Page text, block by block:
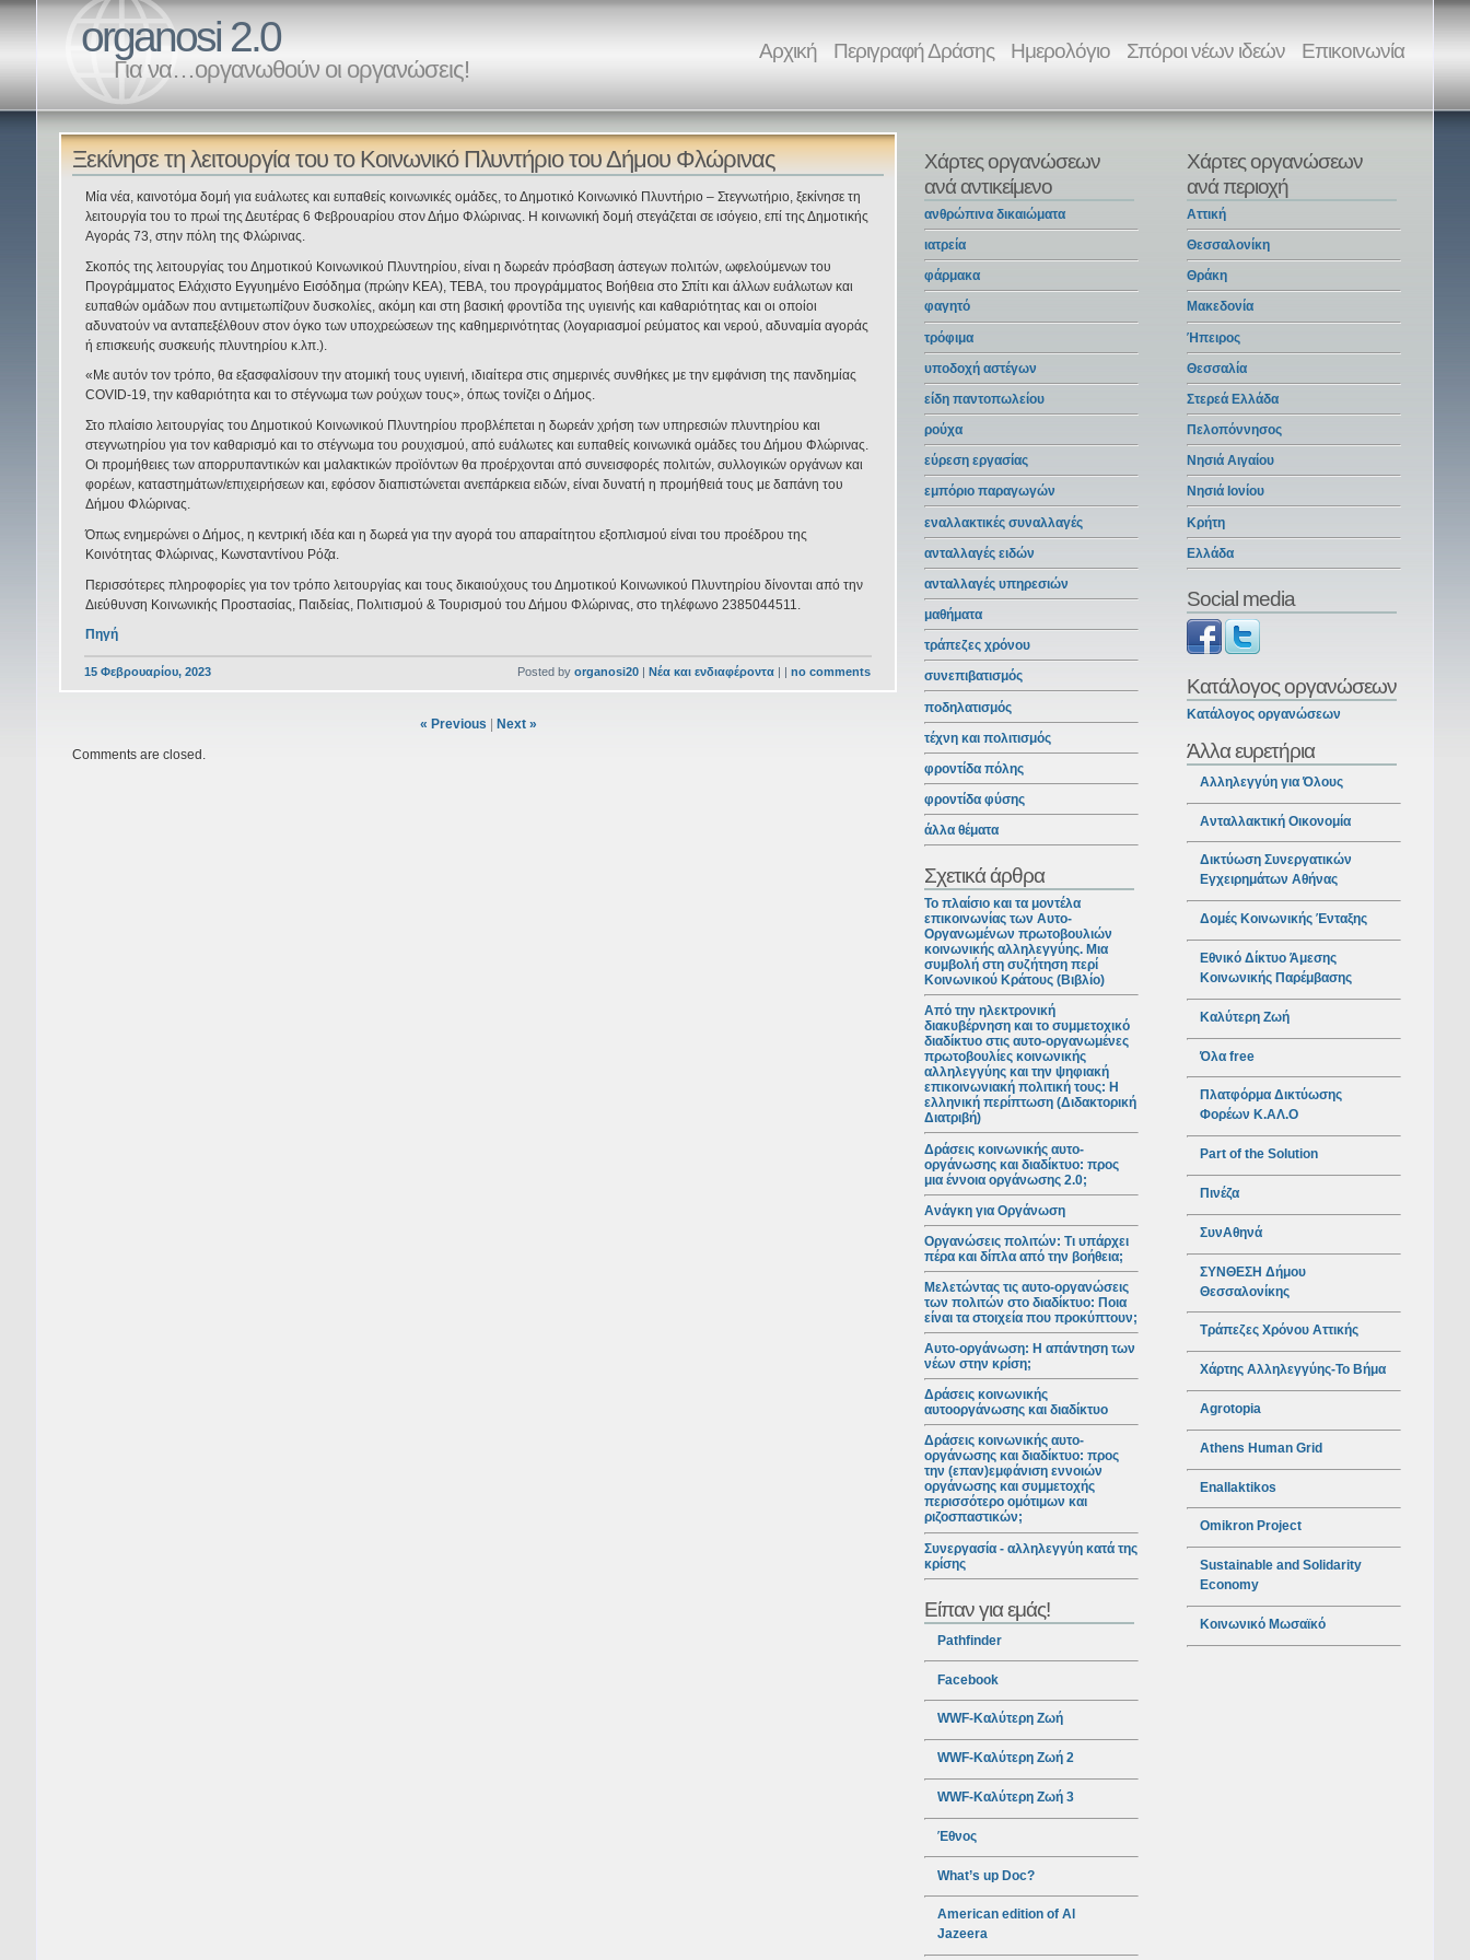
organosi 2.0
Για να…οργανωθούν οι οργανώσεις!
Αρχική Περιγραφή Δράσης Ημερολόγιο Σπόροι νέων ιδεών Επικοινωνία
Ξεκίνησε τη λειτουργία του το Κοινωνικό Πλυντήριο του Δήμου Φλώρινας
Μία νέα, καινοτόμα δομή για ευάλωτες και ευπαθείς κοινωνικές ομάδες, το Δημοτικό Κοινωνικό Πλυντήριο – Στεγνωτήριο, ξεκίνησε τη
λειτουργία του το πρωί της Δευτέρας 6 Φεβρουαρίου στον Δήμο Φλώρινας. Η κοινωνική δομή στεγάζεται σε ισόγειο, επί της Δημοτικής
Αγοράς 73, στην πόλη της Φλώρινας.
Σκοπός της λειτουργίας του Δημοτικού Κοινωνικού Πλυντηρίου, είναι η δωρεάν πρόσβαση άστεγων πολιτών, ωφελούμενων του
Προγράμματος Ελάχιστο Εγγυημένο Εισόδημα (πρώην ΚΕΑ), ΤΕΒΑ, του προγράμματος Βοήθεια στο Σπίτι και άλλων ευάλωτων και
ευπαθών ομάδων που αντιμετωπίζουν δυσκολίες, ακόμη και στη βασική φροντίδα της υγιεινής και καθαριότητας και οι οποίοι
αδυνατούν να ανταπεξέλθουν στον όγκο των υποχρεώσεων της καθημερινότητας (λογαριασμοί ρεύματος και νερού, αδυναμία αγοράς
ή επισκευής συσκευής πλυντηρίου κ.λπ.).
«Με αυτόν τον τρόπο, θα εξασφαλίσουν την ατομική τους υγιεινή, ιδιαίτερα στις σημερινές συνθήκες με την εμφάνιση της πανδημίας
COVID-19, την καθαριότητα και το στέγνωμα των ρούχων τους», όπως τονίζει ο Δήμος.
Στο πλαίσιο λειτουργίας του Δημοτικού Κοινωνικού Πλυντηρίου προβλέπεται η δωρεάν χρήση των υπηρεσιών πλυντηρίου και
στεγνωτηρίου για τον καθαρισμό και το στέγνωμα του ρουχισμού, από ευάλωτες και ευπαθείς κοινωνικά ομάδες του Δήμου Φλώρινας.
Οι προμήθειες των απορρυπαντικών και μαλακτικών προϊόντων θα προέρχονται από συνεισφορές πολιτών, συλλογικών οργάνων και
φορέων, καταστημάτων/επιχειρήσεων και, εφόσον διαπιστώνεται ανεπάρκεια ειδών, είναι δυνατή η προμήθειά τους με δαπάνη του
Δήμου Φλώρινας.
Όπως ενημερώνει ο Δήμος, η κεντρική ιδέα και η δωρεά για την αγορά του απαραίτητου εξοπλισμού είναι του προέδρου της
Κοινότητας Φλώρινας, Κωνσταντίνου Ρόζα.
Περισσότερες πληροφορίες για τον τρόπο λειτουργίας και τους δικαιούχους του Δημοτικού Κοινωνικού Πλυντηρίου δίνονται από την
Διεύθυνση Κοινωνικής Προστασίας, Παιδείας, Πολιτισμού & Τουρισμού του Δήμου Φλώρινας, στο τηλέφωνο 2385044511.
Πηγή
15 Φεβρουαρίου, 2023 Posted byorganosi20 |Νέα και ενδιαφέροντα | |no comments
« Previous | Next »
Comments are closed.
Χάρτες οργανώσεων
ανά αντικείμενο
ανθρώπινα δικαιώματα
ιατρεία
φάρμακα
φαγητό
τρόφιμα
υποδοχή αστέγων
είδη παντοπωλείου
ρούχα
εύρεση εργασίας
εμπόριο παραγωγών
εναλλακτικές συναλλαγές
ανταλλαγές ειδών
ανταλλαγές υπηρεσιών
μαθήματα
τράπεζες χρόνου
συνεπιβατισμός
ποδηλατισμός
τέχνη και πολιτισμός
φροντίδα πόλης
φροντίδα φύσης
άλλα θέματα
Σχετικά άρθρα
Το πλαίσιο και τα μοντέλα
επικοινωνίας των Αυτο-
Οργανωμένων πρωτοβουλιών
κοινωνικής αλληλεγγύης. Μια
συμβολή στη συζήτηση περί
Κοινωνικού Κράτους (Βιβλίο)
Από την ηλεκτρονική
διακυβέρνηση και το συμμετοχικό
διαδίκτυο στις αυτο-οργανωμένες
πρωτοβουλίες κοινωνικής
αλληλεγγύης και την ψηφιακή
επικοινωνιακή πολιτική τους: Η
ελληνική περίπτωση (Διδακτορική
Διατριβή)
Δράσεις κοινωνικής αυτο-
οργάνωσης και διαδίκτυο: προς
μια έννοια οργάνωσης 2.0;
Ανάγκη για Οργάνωση
Οργανώσεις πολιτών: Τι υπάρχει
πέρα και δίπλα από την βοήθεια;
Μελετώντας τις αυτο-οργανώσεις
των πολιτών στο διαδίκτυο: Ποια
είναι τα στοιχεία που προκύπτουν;
Αυτο-οργάνωση: Η απάντηση των
νέων στην κρίση;
Δράσεις κοινωνικής
αυτοοργάνωσης και διαδίκτυο
Δράσεις κοινωνικής αυτο-
οργάνωσης και διαδίκτυο: προς
την (επαν)εμφάνιση εννοιών
οργάνωσης και συμμετοχής
περισσότερο ομότιμων και
ριζοσπαστικών;
Συνεργασία - αλληλεγγύη κατά της
κρίσης
Είπαν για εμάς!
Pathfinder
Facebook
WWF-Καλύτερη Ζωή
WWF-Καλύτερη Ζωή 2
WWF-Καλύτερη Ζωή 3
Έθνος
What’s up Doc?
American edition of Al
Jazeera
Χάρτες οργανώσεων
ανά περιοχή
Αττική
Θεσσαλονίκη
Θράκη
Μακεδονία
Ήπειρος
Θεσσαλία
Στερεά Ελλάδα
Πελοπόννησος
Νησιά Αιγαίου
Νησιά Ιονίου
Κρήτη
Ελλάδα
Social media
Κατάλογος οργανώσεων
Κατάλογος οργανώσεων
Άλλα ευρετήρια
Αλληλεγγύη για Όλους
Ανταλλακτική Οικονομία
Δικτύωση Συνεργατικών
Εγχειρημάτων Αθήνας
Δομές Κοινωνικής Ένταξης
Εθνικό Δίκτυο Άμεσης
Κοινωνικής Παρέμβασης
Καλύτερη Ζωή
Όλα free
Πλατφόρμα Δικτύωσης
Φορέων Κ.ΑΛ.Ο
Part of the Solution
Πινέζα
ΣυνΑθηνά
ΣΥΝΘΕΣΗ Δήμου
Θεσσαλονίκης
Τράπεζες Χρόνου Αττικής
Χάρτης Αλληλεγγύης-Το Βήμα
Agrotopia
Athens Human Grid
Enallaktikos
Omikron Project
Sustainable and Solidarity
Economy
Κοινωνικό Μωσαϊκό